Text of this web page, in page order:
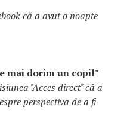
că a avut o noapte
mai dorim un copil"
"Acces direct" că a
perspectiva de a fi